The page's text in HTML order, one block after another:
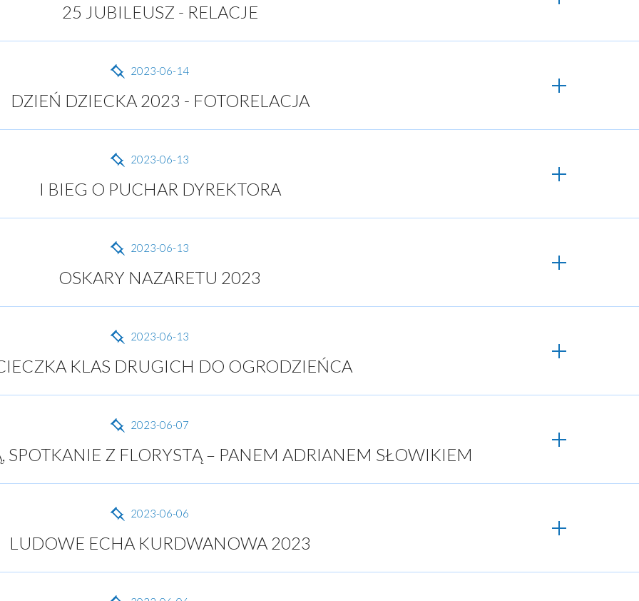
25 JUBILEUSZ - RELACJE
2023-06-14
DZIEŃ DZIECKA 2023 - FOTORELACJA
2023-06-13
I BIEG O PUCHAR DYREKTORA
2023-06-13
OSKARY NAZARETU 2023
2023-06-13
KLAS DRUGICH DO OGRODZIEŃCA
2023-06-07
SPOTKANIE Z FLORYSTĄ – PANEM ADRIANEM SŁOWIKIEM
2023-06-06
LUDOWE ECHA KURDWANOWA 2023